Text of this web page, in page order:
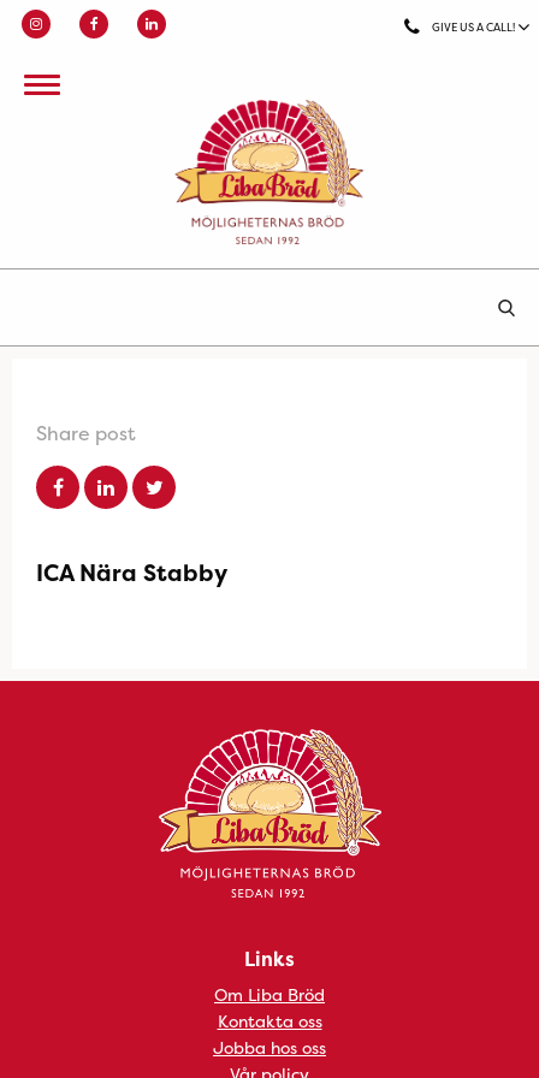
GIVE US A CALL!
Share post
ICA Nära Stabby
Links
Om Liba Bröd
Kontakta oss
Jobba hos oss